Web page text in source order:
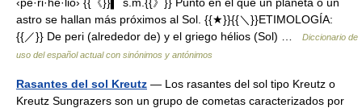
astro se hallan más próximos al Sol. {{★}}{{＼}}ETIMOLOGÍA:
{{／}} De peri (alrededor de) y el griego hélios (Sol) …
Diccionario de
uso del español actual con sinónimos y antónimos
Rasantes del sol Kreutz — Los rasantes del sol tipo Kreutz o
Kreutz Sungrazers son un grupo de cometas caracterizados por